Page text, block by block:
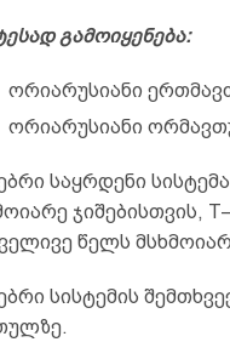
გამოიყენება:
ორიარუსიანი
ორიარუსიანი
საყრდენი
ჯიშებისთვის,
წელს
სისტემის